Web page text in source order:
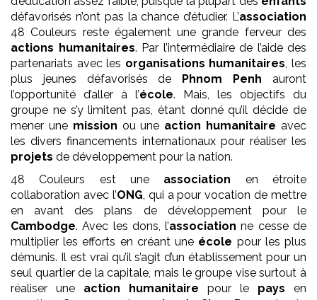
défavorisés n’ont pas la chance d’étudier. L’association
48 Couleurs reste également une grande ferveur des
actions humanitaires. Par l’intermédiaire de l’aide des
partenariats avec les organisations humanitaires , les
plus jeunes défavorisés de Phnom Penh auront
l’opportunité d’aller à l’école. Mais, les objectifs du
groupe ne s’y limitent pas, étant donné qu’il décide de
mener une mission ou une action humanitaire avec
les divers financements internationaux pour réaliser les
projets de développement pour la nation.
48 Couleurs est une association en étroite
collaboration avec l’ONG , qui a pour vocation de mettre
en avant des plans de développement pour le
Cambodge. Avec les dons, l’association ne cesse de
multiplier les efforts en créant une école pour les plus
démunis. Il est vrai qu’il s’agit d’un établissement pour un
seul quartier de la capitale, mais le groupe vise surtout à
réaliser une action humanitaire pour le pays en